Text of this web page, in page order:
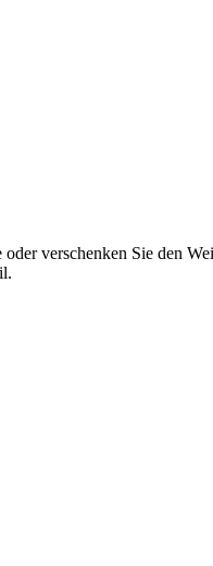
verschenken Sie den